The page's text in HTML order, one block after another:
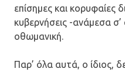
επίσημες και κορυφαίες
κυβερνήσεις -ανάμεσα
οθωμανική.
Παρ’ όλα αυτά, ο ίδιος,